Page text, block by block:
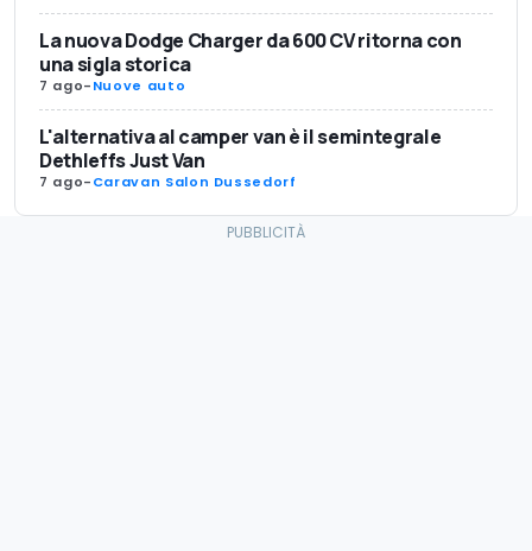
La nuova Dodge Charger da 600 CV ritorna con
una sigla storica
7 ago-Nuove auto
L'alternativa al camper van è il semintegrale
Dethleffs Just Van
7 ago-Caravan Salon Dussedorf